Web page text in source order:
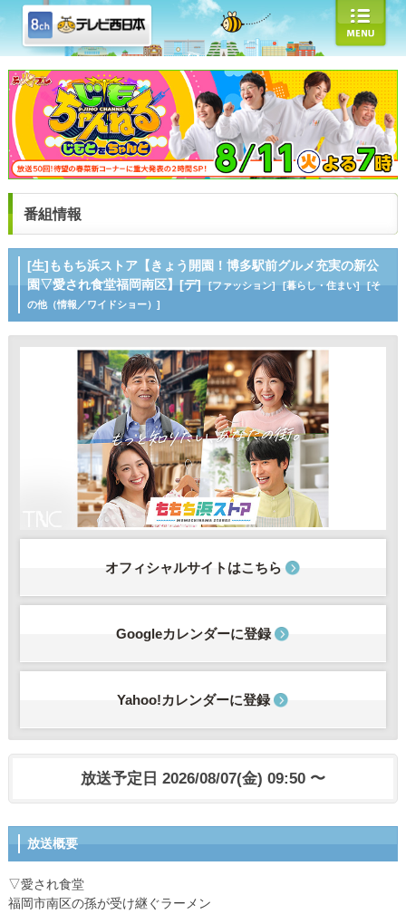
番組情報
[生]ももち浜ストア【きょう開園！博多駅前グルメ充実の新公
園▽愛され食堂福岡南区】[デ]
[ファッション] [暮らし・住まい]
[そ
の他（情報／ワイドショー）]
オフィシャルサイトはこちら
Googleカレンダーに登録
Yahoo!カレンダーに登録
放送予定日 2026/08/07(金) 09:50 〜
放送概要
▽愛され食堂
福岡市南区の孫が受け継ぐラーメン